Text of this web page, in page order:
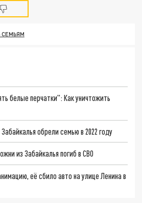
белые перчатки": Как уничтожить
обрели семью в 2022 году
из Забайкалья погиб в СВО
её сбило авто на улице Ленина в